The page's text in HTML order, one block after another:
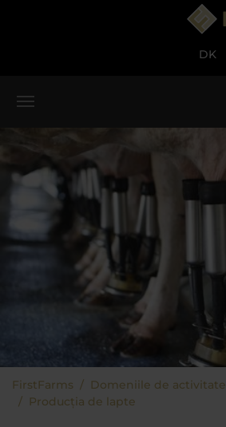
DK
FirstFarms
Domeniile de activitate
Producția de lapte